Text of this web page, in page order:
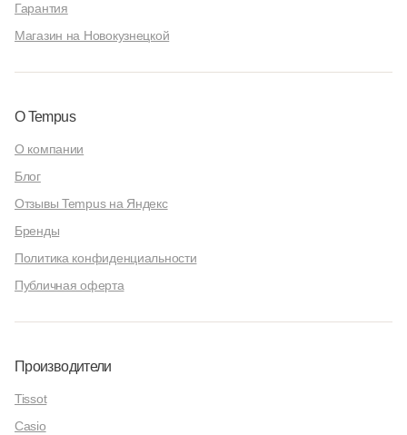
Гарантия
Магазин на Новокузнецкой
О Tempus
О компании
Блог
Отзывы Tempus на Яндекс
Бренды
Политика конфиденциальности
Публичная оферта
Производители
Tissot
Casio